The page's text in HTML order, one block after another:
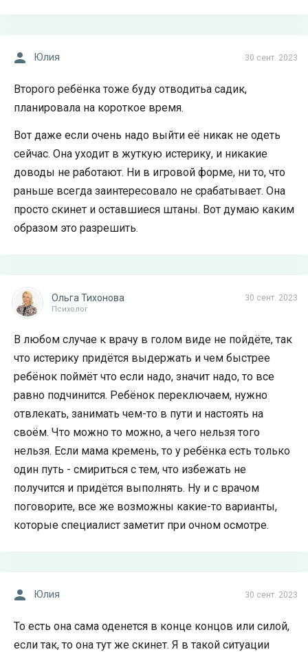
30 сент. 2023
Юлия
Второго ребёнка тоже буду отводитьа садик,
планировала на короткое время.
Вот даже если очень надо выйти её никак не одеть
сейчас. Она уходит в жуткую истерику, и никакие
доводы не работают. Ни в игровой форме, ни то, что
раньше всегда заинтересовало не срабатывает. Она
просто скинет и оставшиеся штаны. Вот думаю каким
образом это разрешить.
30 сент. 2023
Ольга Тихонова
Психолог
В любом случае к врачу в голом виде не пойдёте, так
что истерику придётся выдержать и чем быстрее
ребёнок поймёт что если надо, значит надо, то все
равно подчинится. Ребёнок переключаем, нужно
отвлекать, занимать чем-то в пути и настоять на
своём. Что можно то можно, а чего нельзя того
нельзя. Если мама кремень, то у ребёнка есть только
один путь - смириться с тем, что избежать не
получится и придётся выполнять. Ну и с врачом
поговорите, все же возможны какие-то варианты,
которые специалист заметит при очном осмотре.
30 сент. 2023
Юлия
То есть она сама оденется в конце концов или силой,
если так, то она тут же скинет. Я в такой ситуации